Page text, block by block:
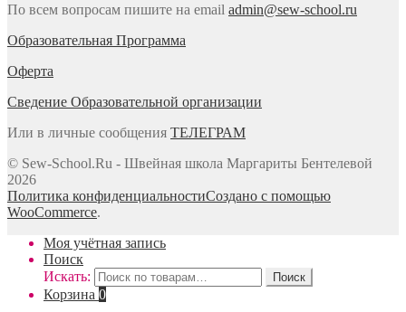
По всем вопросам пишите на email admin@sew-school.ru
Образовательная Программа
Оферта
Сведение Образовательной организации
Или в личные сообщения ТЕЛЕГРАМ
© Sew-School.Ru - Швейная школа Маргариты Бентелевой
2026
Политика конфиденциальностиСоздано с помощью
WooCommerce.
Моя учётная запись
Поиск
Искать:
Поиск
Корзина 0